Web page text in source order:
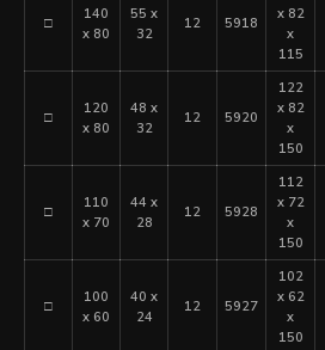
□
140
x 80
55 x
32
12 5918
x 82
x
115
□
120
x 80
48 x
32
12 5920
122
x 82
x
150
□
110
x 70
44 x
28
12 5928
112
x 72
x
150
□
100
x 60
40 x
24
12 5927
102
x 62
x
150